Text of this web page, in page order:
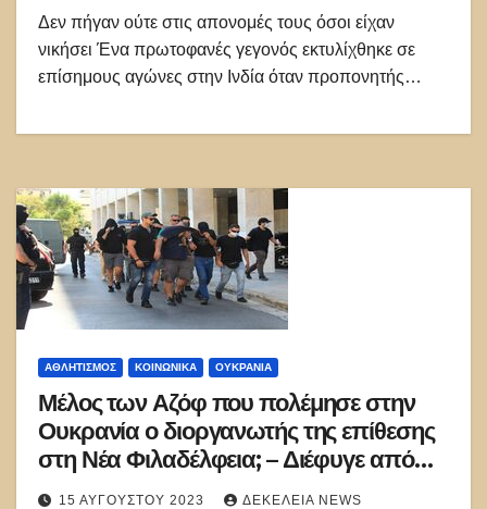
Δεν πήγαν ούτε στις απονομές τους όσοι είχαν
νικήσει Ένα πρωτοφανές γεγονός εκτυλίχθηκε σε
επίσημους αγώνες στην Ινδία όταν προπονητής…
ΑΘΛΗΤΙΣΜΌΣ ΚΟΙΝΩΝΙΚΑ ΟΥΚΡΑΝΊΑ
Μέλος των Αζόφ που πολέμησε στην
Ουκρανία ο διοργανωτής της επίθεσης
στη Νέα Φιλαδέλφεια; – Διέφυγε από
την Ελλάδα
15 ΑΥΓΟΎΣΤΟΥ 2023 ΔΕΚΈΛΕΙΑ NEWS